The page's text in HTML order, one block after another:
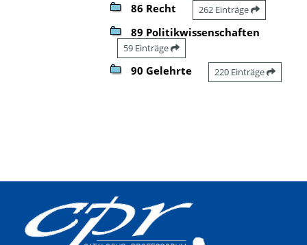
86 Recht 262 Einträge
89 Politikwissenschaften
59 Einträge
90 Gelehrte 220 Einträge